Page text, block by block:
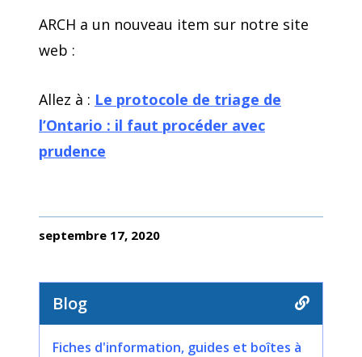
ARCH a un nouveau item sur notre site
web :
Allez à : Le protocole de triage de
l’Ontario : il faut procéder avec
prudence
septembre 17, 2020
Blog
Fiches d'information, guides et boîtes à